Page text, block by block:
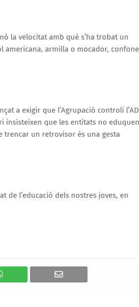
la velocitat amb què s’ha trobat un
americana, armilla o mocador,
a exigir que l’Agrupació controli
insisteixen que les entitats no
trencar un retrovisor és una gesta
de l’educació dels nostres joves, en